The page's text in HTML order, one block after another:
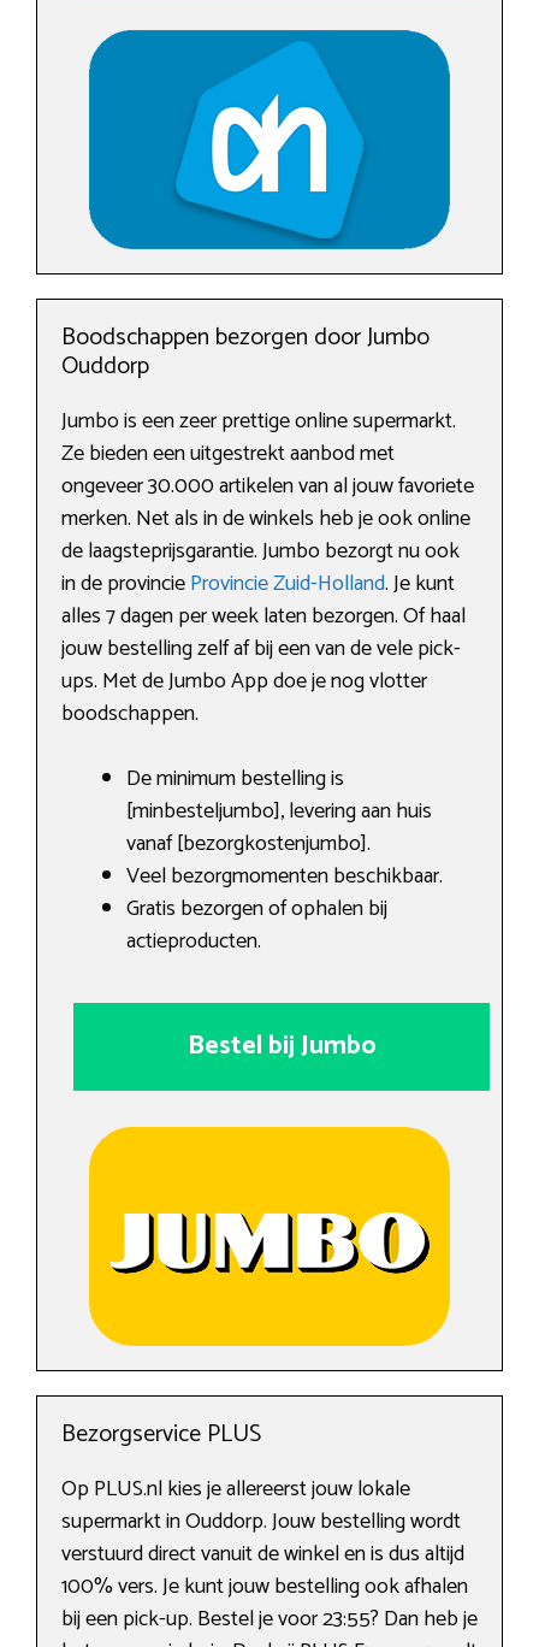
Boodschappen bezorgen door Jumbo
Ouddorp
Jumbo is een zeer prettige online supermarkt.
Ze bieden een uitgestrekt aanbod met
ongeveer 30.000 artikelen van al jouw favoriete
merken. Net als in de winkels heb je ook online
de laagsteprijsgarantie. Jumbo bezorgt nu ook
in de provincieProvincie Zuid-Holland. Je kunt
alles 7 dagen per week laten bezorgen. Of haal
jouw bestelling zelf af bij een van de vele pick-
ups. Met de Jumbo App doe je nog vlotter
boodschappen.
De minimum bestelling is
[minbesteljumbo], levering aan huis
vanaf [bezorgkostenjumbo].
Veel bezorgmomenten beschikbaar.
Gratis bezorgen of ophalen bij
actieproducten.
Bestel bij Jumbo
Bezorgservice PLUS
Op PLUS.nl kies je allereerst jouw lokale
supermarkt in Ouddorp. Jouw bestelling wordt
verstuurd direct vanuit de winkel en is dus altijd
100% vers. Je kunt jouw bestelling ook afhalen
bij een pick-up. Bestel je voor 23:55? Dan heb je